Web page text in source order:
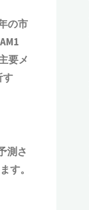
の市
要メ
す
測さ
す。